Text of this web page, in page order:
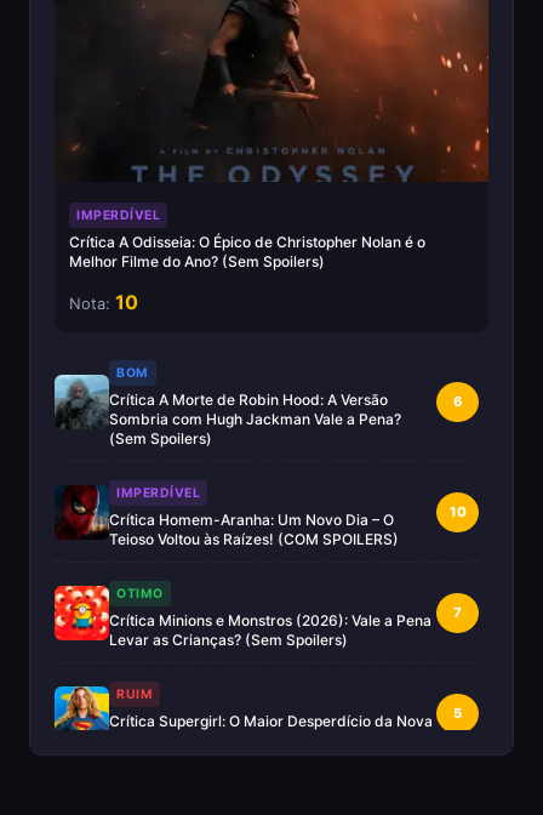
IMPERDÍVEL
Crítica A Odisseia: O Épico de Christopher Nolan é o
Melhor Filme do Ano? (Sem Spoilers)
Nota: 10
BOM
Crítica A Morte de Robin Hood: A Versão
Sombria com Hugh Jackman Vale a Pena?
(Sem Spoilers)
6
IMPERDÍVEL
Crítica Homem-Aranha: Um Novo Dia – O
Teioso Voltou às Raízes! (COM SPOILERS)
10
OTIMO
Crítica Minions e Monstros (2026): Vale a Pena
Levar as Crianças? (Sem Spoilers)
7
RUIM
Crítica Supergirl: O Maior Desperdício da Nova
5